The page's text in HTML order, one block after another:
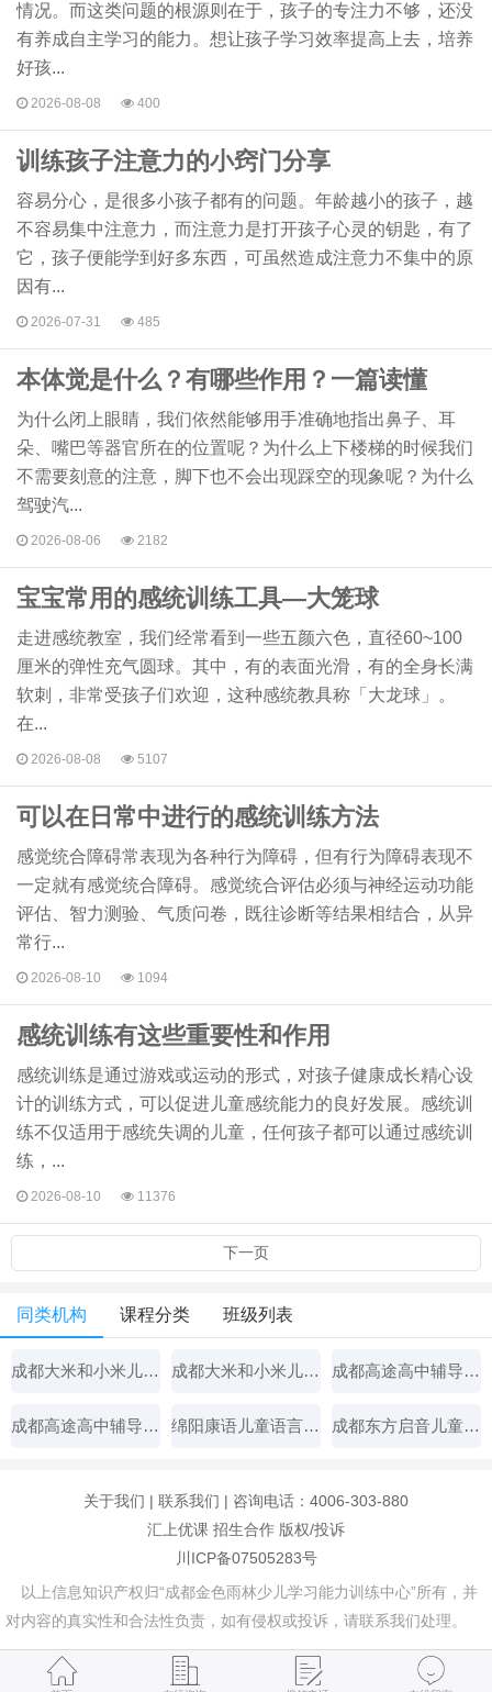
情况。而这类问题的根源则在于，孩子的专注力不够，还没
有养成自主学习的能力。想让孩子学习效率提高上去，培养
好孩...
2026-08-08 400
训练孩子注意力的小窍门分享
容易分心，是很多小孩子都有的问题。年龄越小的孩子，越
不容易集中注意力，而注意力是打开孩子心灵的钥匙，有了
它，孩子便能学到好多东西，可虽然造成注意力不集中的原
因有...
2026-07-31 485
本体觉是什么？有哪些作用？一篇读懂
为什么闭上眼睛，我们依然能够用手准确地指出鼻子、耳
朵、嘴巴等器官所在的位置呢？为什么上下楼梯的时候我们
不需要刻意的注意，脚下也不会出现踩空的现象呢？为什么
驾驶汽...
2026-08-06 2182
宝宝常用的感统训练工具—大笼球
走进感统教室，我们经常看到一些五颜六色，直径60~100
厘米的弹性充气圆球。其中，有的表面光滑，有的全身长满
软刺，非常受孩子们欢迎，这种感统教具称「大龙球」。
在...
2026-08-08 5107
可以在日常中进行的感统训练方法
感觉统合障碍常表现为各种行为障碍，但有行为障碍表现不
一定就有感觉统合障碍。感觉统合评估必须与神经运动功能
评估、智力测验、气质问卷，既往诊断等结果相结合，从异
常行...
2026-08-10 1094
感统训练有这些重要性和作用
感统训练是通过游戏或运动的形式，对孩子健康成长精心设
计的训练方式，可以促进儿童感统能力的良好发展。感统训
练不仅适用于感统失调的儿童，任何孩子都可以通过感统训
练，...
2026-08-10 11376
下一页
同类机构 课程分类 班级列表
成都大米和小米儿童康复中心 成都大米和小米儿童康复中心 成都高途高中辅导机构
成都高途高中辅导机构 绵阳康语儿童语言康复中心 成都东方启音儿童语言康复中心
关于我们 | 联系我们 | 咨询电话：4006-303-880
汇上优课 招生合作 版权/投诉
川ICP备07505283号
以上信息知识产权归“成都金色雨林少儿学习能力训练中心”所有，并
对内容的真实性和合法性负责，如有侵权或投诉，请联系我们处理。